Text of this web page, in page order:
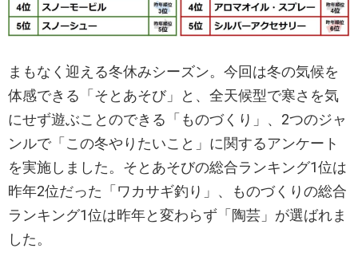
まもなく迎える冬休みシーズン。今回は冬の気候を
体感できる「そとあそび」と、全天候型で寒さを気
にせず遊ぶことのできる「ものづくり」、2つのジャ
ンルで「この冬やりたいこと」に関するアンケート
を実施しました。そとあそびの総合ランキング1位は
昨年2位だった「ワカサギ釣り」、ものづくりの総合
ランキング1位は昨年と変わらず「陶芸」が選ばれま
した。